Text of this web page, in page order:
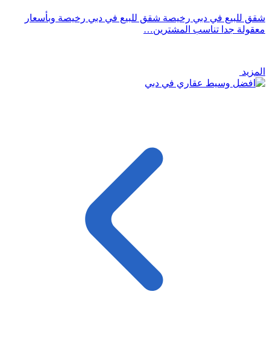
شقق للبيع في دبي رخيصة شقق للبيع في دبي رخيصة وبأسعار
معقولة جدا تناسب المشترين…
المزيد